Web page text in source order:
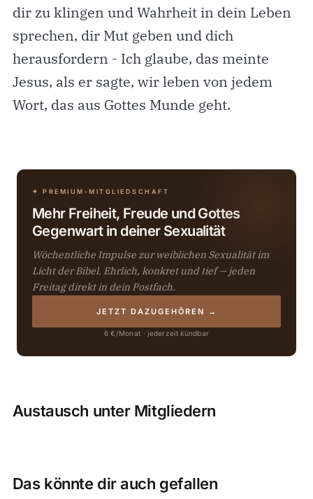
dir zu klingen und Wahrheit in dein Leben
sprechen, dir Mut geben und dich
herausfordern - Ich glaube, das meinte
Jesus, als er sagte, wir leben von jedem
Wort, das aus Gottes Munde geht.
Das könnte dir auch gefallen
✦ PREMIUM-MITGLIEDSCHAFT
Mehr Freiheit, Freude und Gottes
Gegenwart in deiner Sexualität
Wöchentliche Impulse zur weiblichen Sexualität im
Licht der Bibel. Ehrlich, konkret und tief — jeden
Freitag direkt in dein Postfach.
JETZT DAZUGEHÖREN →
6 €/Monat · jederzeit kündbar
Austausch unter Mitgliedern